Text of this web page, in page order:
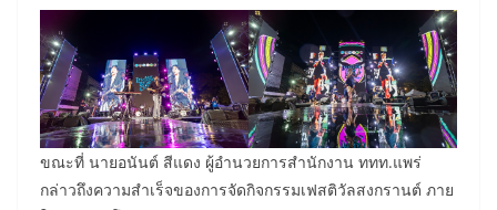
ขณะที่ นายอนันต์ สีแดง ผู้อำนวยการสำนักงาน ททท.แพร่
กล่าวถึงความสำเร็จของการจัดกิจกรรมเฟสติวัลสงกรานต์ ภาย